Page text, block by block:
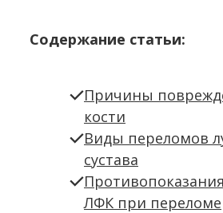
Содержание статьи:
Причины
кости
Виды переломов
сустава
ЛФК при переломе